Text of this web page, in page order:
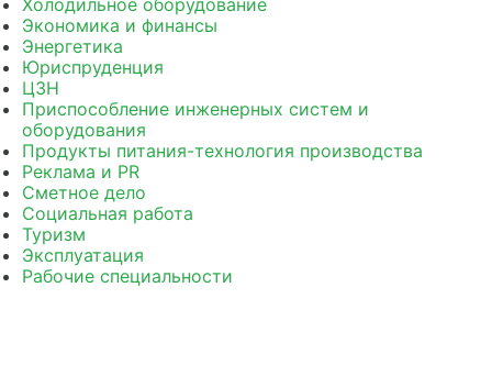
Холодильное оборудование
Экономика и финансы
Энергетика
Юриспруденция
ЦЗН
Приспособление инженерных систем и
оборудования
Продукты питания-технология производства
Реклама и PR
Сметное дело
Социальная работа
Туризм
Эксплуатация
Рабочие специальности